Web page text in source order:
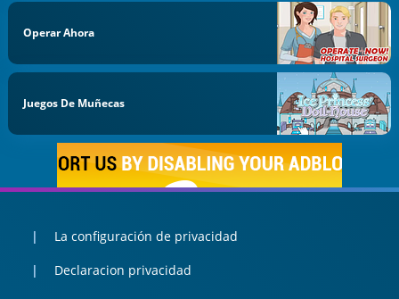
Operar Ahora
Juegos De Muñecas
La configuración de privacidad
Declaracion privacidad